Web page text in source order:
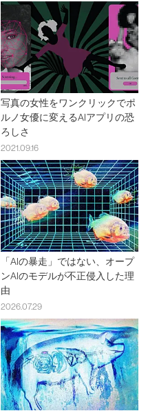
写真の女性をワンクリックでポ
ルノ女優に変えるAIアプリの恐
ろしさ
2021.09.16
「AIの暴走」ではない、オープ
ンAIのモデルが不正侵入した理
由
2026.07.29